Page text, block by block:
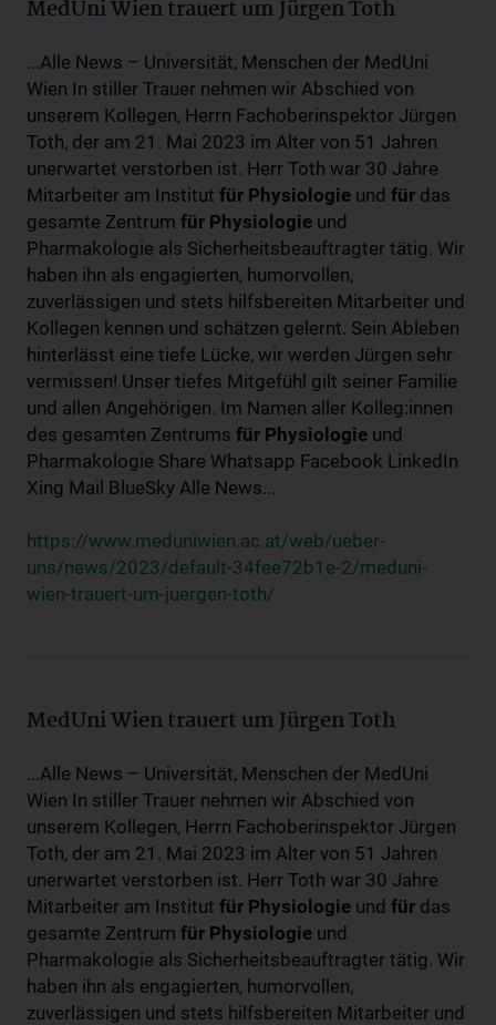
MedUni Wien trauert um Jürgen Toth
...Alle News – Universität, Menschen der MedUni
Wien In stiller Trauer nehmen wir Abschied von
unserem Kollegen, Herrn Fachoberinspektor Jürgen
Toth, der am 21. Mai 2023 im Alter von 51 Jahren
unerwartet verstorben ist. Herr Toth war 30 Jahre
Mitarbeiter am Institut für Physiologie und für das
gesamte Zentrum für Physiologie und
Pharmakologie als Sicherheitsbeauftragter tätig. Wir
haben ihn als engagierten, humorvollen,
zuverlässigen und stets hilfsbereiten Mitarbeiter und
Kollegen kennen und schätzen gelernt. Sein Ableben
hinterlässt eine tiefe Lücke, wir werden Jürgen sehr
vermissen! Unser tiefes Mitgefühl gilt seiner Familie
und allen Angehörigen. Im Namen aller Kolleg:innen
des gesamten Zentrums für Physiologie und
Pharmakologie Share Whatsapp Facebook LinkedIn
Xing Mail BlueSky Alle News...
https://www.meduniwien.ac.at/web/ueber-
uns/news/2023/default-34fee72b1e-2/meduni-
wien-trauert-um-juergen-toth/
MedUni Wien trauert um Jürgen Toth
...Alle News – Universität, Menschen der MedUni
Wien In stiller Trauer nehmen wir Abschied von
unserem Kollegen, Herrn Fachoberinspektor Jürgen
Toth, der am 21. Mai 2023 im Alter von 51 Jahren
unerwartet verstorben ist. Herr Toth war 30 Jahre
Mitarbeiter am Institut für Physiologie und für das
gesamte Zentrum für Physiologie und
Pharmakologie als Sicherheitsbeauftragter tätig. Wir
haben ihn als engagierten, humorvollen,
zuverlässigen und stets hilfsbereiten Mitarbeiter und